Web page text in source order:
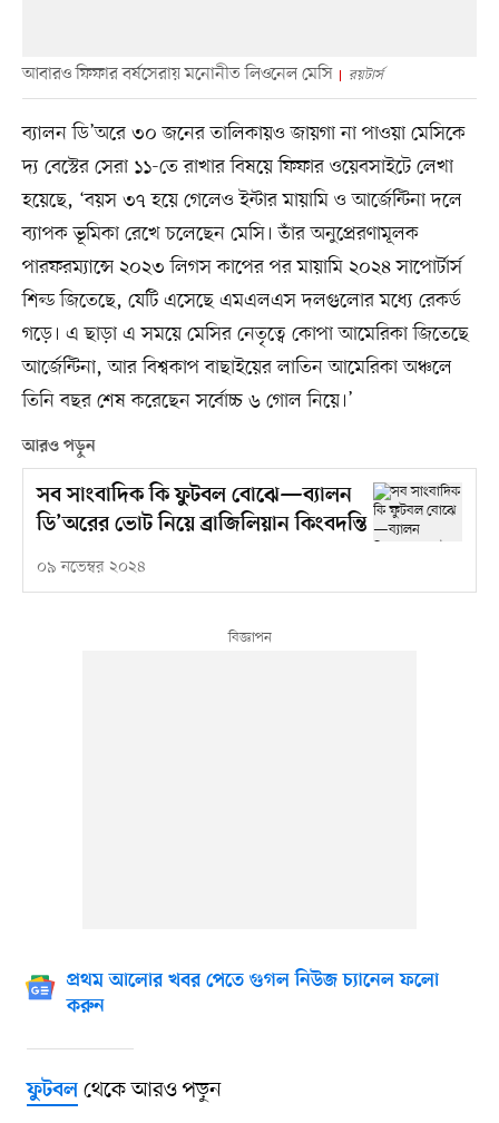
আবারও ফিফার বর্ষসেরায় মনোনীত লিওনেল মেসি রয়টার্স
ব্যালন ডি’অরে ৩০ জনের তালিকায়ও জায়গা না পাওয়া মেসিকে
দ্য বেস্টের সেরা ১১-তে রাখার বিষয়ে ফিফার ওয়েবসাইটে লেখা
হয়েছে, ‘বয়স ৩৭ হয়ে গেলেও ইন্টার মায়ামি ও আর্জেন্টিনা দলে
ব্যাপক ভূমিকা রেখে চলেছেন মেসি। তাঁর অনুপ্রেরণামূলক
পারফরম্যান্সে ২০২৩ লিগস কাপের পর মায়ামি ২০২৪ সাপোর্টার্স
শিল্ড জিতেছে, যেটি এসেছে এমএলএস দলগুলোর মধ্যে রেকর্ড
গড়ে। এ ছাড়া এ সময়ে মেসির নেতৃত্বে কোপা আমেরিকা জিতেছে
আর্জেন্টিনা, আর বিশ্বকাপ বাছাইয়ের লাতিন আমেরিকা অঞ্চলে
তিনি বছর শেষ করেছেন সর্বোচ্চ ৬ গোল নিয়ে।’
আরও পড়ুন
সব সাংবাদিক কি ফুটবল বোঝে—ব্যালন
ডি’অরের ভোট নিয়ে ব্রাজিলিয়ান কিংবদন্তি
০৯ নভেম্বর ২০২৪
প্রথম আলোর খবর পেতে গুগল নিউজ চ্যানেল ফলো
করুন
ফুটবলথেকে আরও পড়ুন